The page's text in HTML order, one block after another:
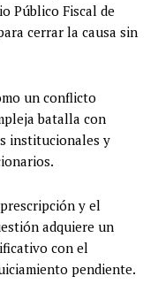
Público Fiscal de
cerrar la causa sin
un conflicto
batalla con
institucionales y
y el
adquiere un
con el
pendiente.